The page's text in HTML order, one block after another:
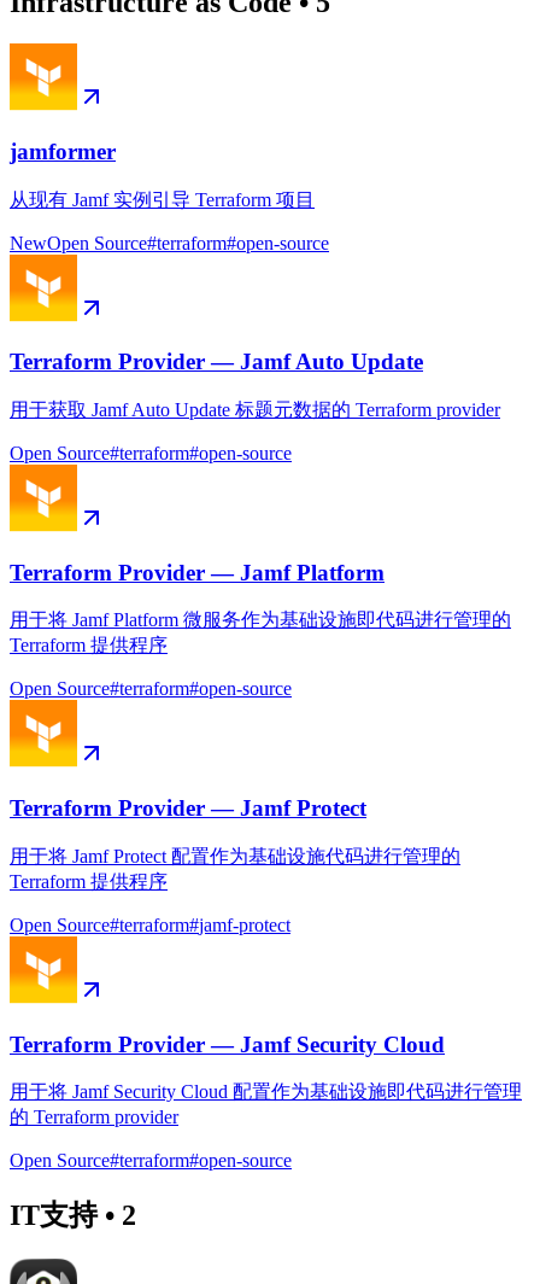
jamformer
从现有 Jamf 实例引导 Terraform 项目
NewOpen Source#terraform#open-source
Terraform Provider — Jamf Auto Update
用于获取 Jamf Auto Update 标题元数据的 Terraform provider
Open Source#terraform#open-source
Terraform Provider — Jamf Platform
用于将 Jamf Platform 微服务作为基础设施即代码进行管理的
Terraform 提供程序
Open Source#terraform#open-source
Terraform Provider — Jamf Protect
用于将 Jamf Protect 配置作为基础设施代码进行管理的
Terraform 提供程序
Open Source#terraform#jamf-protect
Terraform Provider — Jamf Security Cloud
用于将 Jamf Security Cloud 配置作为基础设施即代码进行管理
的 Terraform provider
Open Source#terraform#open-source
IT支持• 2